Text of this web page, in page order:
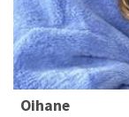
Oihane